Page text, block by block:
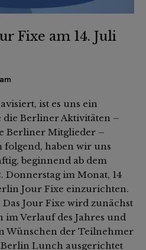
Fixe am 14. Juli
ist es uns ein
die Berliner Aktivitäten –
Berliner Mitglieder –
folgend, haben wir uns
beginnend ab dem
Donnerstag im Monat, 14
Jour Fixe einzurichten.
Jour Fixe wird zunächst
im Verlauf des Jahres und
Wünschen der Teilnehmer
Lunch ausgerichtet